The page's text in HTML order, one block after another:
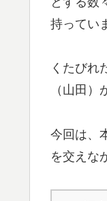
持ってい
くたびれ
（山田
今回は、
を交えな